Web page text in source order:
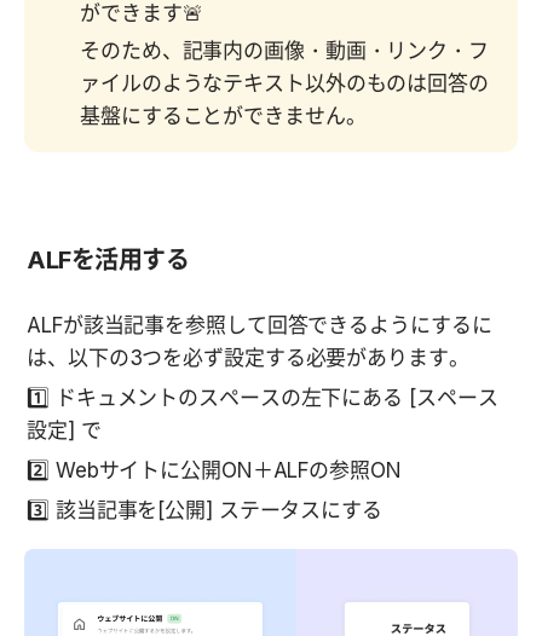
ができます🚨
そのため、記事内の画像・動画・リンク・フ
ァイルのようなテキスト以外のものは回答の
基盤にすることができません。
ALFを活用する
ALFが該当記事を参照して回答できるようにするに
は、以下の3つを必ず設定する必要があります。
1️⃣ ドキュメントのスペースの左下にある [スペース
設定] で
2️⃣ Webサイトに公開ON＋ALFの参照ON
3️⃣ 該当記事を[公開] ステータスにする